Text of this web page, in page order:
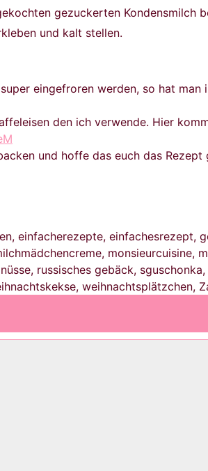
gezuckerten Kondensmilch
und kalt stellen.
eingefroren werden, so hat
den ich verwende. Hier
und hoffe das euch das Rezept
einfacherezepte, einfachesrezept,
monsieurcuisine,
russisches gebäck,
weihnachtsplätzchen,